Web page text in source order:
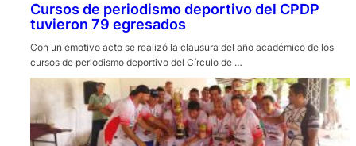
Cursos de periodismo deportivo del CPDP
tuvieron 79 egresados
Con un emotivo acto se realizó la clausura del año académico de los
cursos de periodismo deportivo del Círculo de …